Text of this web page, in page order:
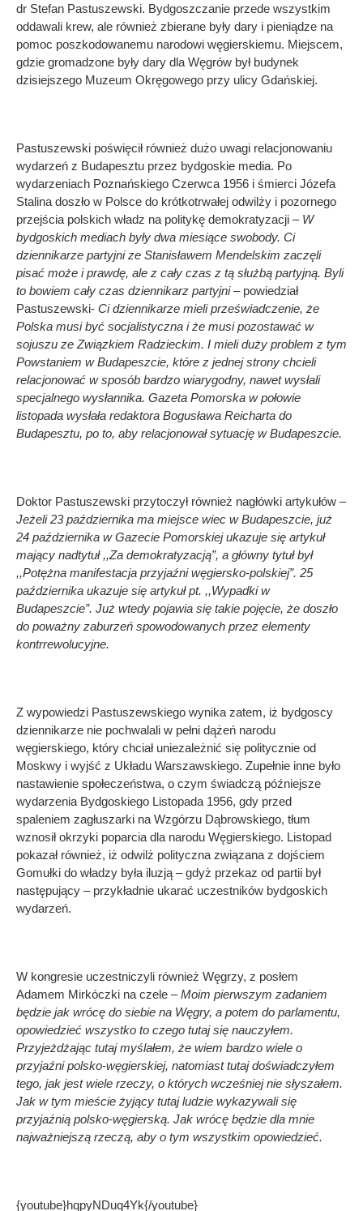
dr Stefan Pastuszewski. Bydgoszczanie przede wszystkim
oddawali krew, ale również zbierane były dary i pieniądze na
pomoc poszkodowanemu narodowi węgierskiemu. Miejscem,
gdzie gromadzone były dary dla Węgrów był budynek
dzisiejszego Muzeum Okręgowego przy ulicy Gdańskiej.
Pastuszewski poświęcił również dużo uwagi relacjonowaniu
wydarzeń z Budapesztu przez bydgoskie media. Po
wydarzeniach Poznańskiego Czerwca 1956 i śmierci Józefa
Stalina doszło w Polsce do krótkotrwałej odwilży i pozornego
przejścia polskich władz na politykę demokratyzacji – W
bydgoskich mediach były dwa miesiące swobody. Ci
dziennikarze partyjni ze Stanisławem Mendelskim zaczęli
pisać może i prawdę, ale z cały czas z tą służbą partyjną. Byli
to bowiem cały czas dziennikarz partyjni –powiedział
Pastuszewski- Ci dziennikarze mieli przeświadczenie, że
Polska musi być socjalistyczna i że musi pozostawać w
sojuszu ze Związkiem Radzieckim. I mieli duży problem z tym
Powstaniem w Budapeszcie, które z jednej strony chcieli
relacjonować w sposób bardzo wiarygodny, nawet wysłali
specjalnego wysłannika. Gazeta Pomorska w połowie
listopada wysłała redaktora Bogusława Reicharta do
Budapesztu, po to, aby relacjonował sytuację w Budapeszcie.
Doktor Pastuszewski przytoczył również nagłówki artykułów –
Jeżeli 23 października ma miejsce wiec w Budapeszcie, już
24 października w Gazecie Pomorskiej ukazuje się artykuł
mający nadtytuł ,,Za demokratyzacją”, a główny tytuł był
,,Potężna manifestacja przyjaźni węgiersko-polskiej”. 25
października ukazuje się artykuł pt. ,,Wypadki w
Budapeszcie”. Już wtedy pojawia się takie pojęcie, że doszło
do poważny zaburzeń spowodowanych przez elementy
kontrrewolucyjne.
Z wypowiedzi Pastuszewskiego wynika zatem, iż bydgoscy
dziennikarze nie pochwalali w pełni dążeń narodu
węgierskiego, który chciał uniezależnić się politycznie od
Moskwy i wyjść z Układu Warszawskiego. Zupełnie inne było
nastawienie społeczeństwa, o czym świadczą późniejsze
wydarzenia Bydgoskiego Listopada 1956, gdy przed
spaleniem zagłuszarki na Wzgórzu Dąbrowskiego, tłum
wznosił okrzyki poparcia dla narodu Węgierskiego. Listopad
pokazał również, iż odwilż polityczna związana z dojściem
Gomułki do władzy była iluzją – gdyż przekaz od partii był
następujący – przykładnie ukarać uczestników bydgoskich
wydarzeń.
W kongresie uczestniczyli również Węgrzy, z posłem
Adamem Mirkóczki na czele –Moim pierwszym zadaniem
będzie jak wrócę do siebie na Węgry, a potem do parlamentu,
opowiedzieć wszystko to czego tutaj się nauczyłem.
Przyjeżdżając tutaj myślałem, że wiem bardzo wiele o
przyjaźni polsko-węgierskiej, natomiast tutaj doświadczyłem
tego, jak jest wiele rzeczy, o których wcześniej nie słyszałem.
Jak w tym mieście żyjący tutaj ludzie wykazywali się
przyjaźnią polsko-węgierską. Jak wrócę będzie dla mnie
najważniejszą rzeczą, aby o tym wszystkim opowiedzieć.
{youtube}hqpyNDuq4Yk{/youtube}